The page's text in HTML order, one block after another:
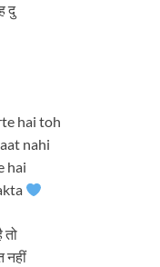
दु
hai toh
nahi
hai
तो
नहीं